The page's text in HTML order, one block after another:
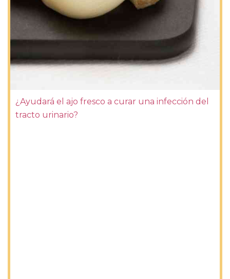
¿Ayudará el ajo fresco a curar una infección del
tracto urinario?